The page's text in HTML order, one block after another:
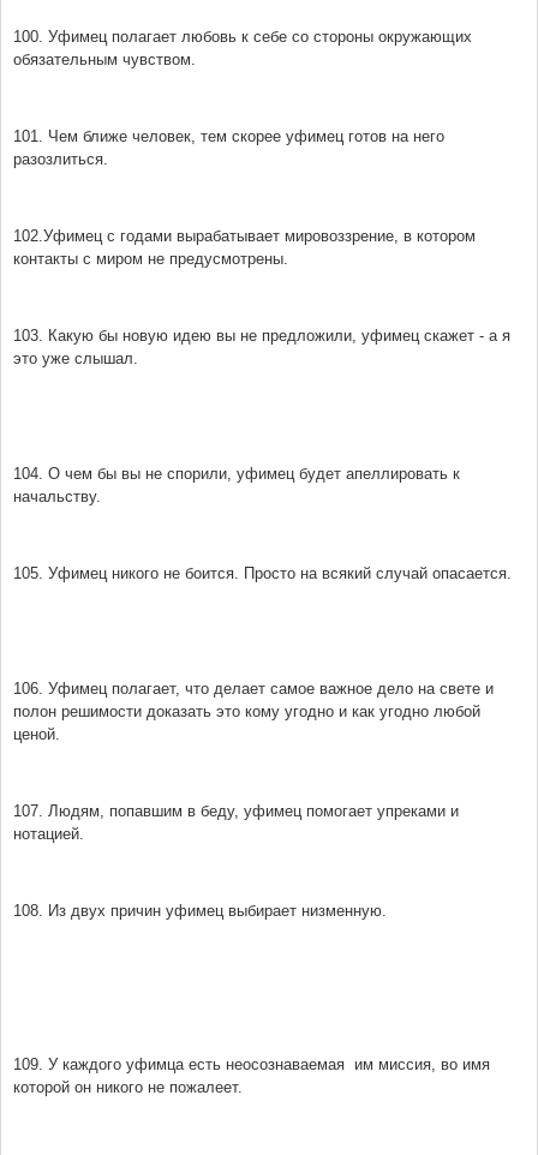
100. Уфимец полагает любовь к себе со стороны окружающих
обязательным чувством.
101. Чем ближе человек, тем скорее уфимец готов на него
разозлиться.
102.Уфимец с годами вырабатывает мировоззрение, в котором
контакты с миром не предусмотрены.
103. Какую бы новую идею вы не предложили, уфимец скажет - а я
это уже слышал.
104. О чем бы вы не спорили, уфимец будет апеллировать к
начальству.
105. Уфимец никого не боится. Просто на всякий случай опасается.
106. Уфимец полагает, что делает самое важное дело на свете и
полон решимости доказать это кому угодно и как угодно любой
ценой.
107. Людям, попавшим в беду, уфимец помогает упреками и
нотацией.
108. Из двух причин уфимец выбирает низменную.
109. У каждого уфимца есть неосознаваемая им миссия, во имя
которой он никого не пожалеет.